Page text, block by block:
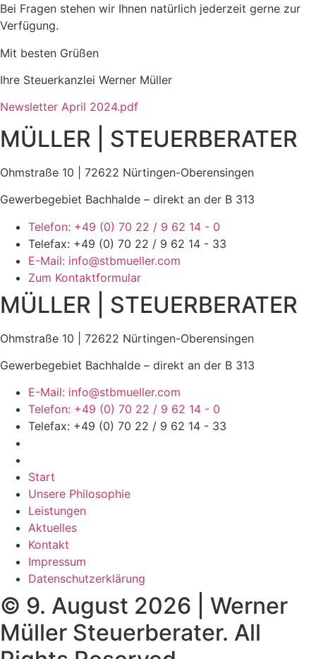
Bei Fragen stehen wir Ihnen natürlich jederzeit gerne zur
Verfügung.
Mit besten Grüßen
Ihre Steuerkanzlei Werner Müller
Newsletter April 2024.pdf
MÜLLER | STEUERBERATER
Ohmstraße 10 | 72622 Nürtingen-Oberensingen
Gewerbegebiet Bachhalde – direkt an der B 313
Telefon: +49 (0) 70 22 / 9 62 14 - 0
Telefax: +49 (0) 70 22 / 9 62 14 - 33
E-Mail: info@stbmueller.com
Zum Kontaktformular
MÜLLER | STEUERBERATER
Ohmstraße 10 | 72622 Nürtingen-Oberensingen
Gewerbegebiet Bachhalde – direkt an der B 313
E-Mail: info@stbmueller.com
Telefon: +49 (0) 70 22 / 9 62 14 - 0
Telefax: +49 (0) 70 22 / 9 62 14 - 33
Start
Unsere Philosophie
Leistungen
Aktuelles
Kontakt
Impressum
Datenschutzerklärung
© 9. August 2026 | Werner
Müller Steuerberater. All